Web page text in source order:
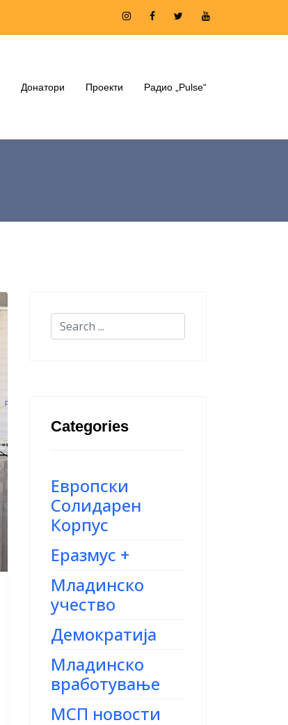
Донатори Проекти Радио „Pulse“
Categories
Европски
Солидарен
Корпус
Еразмус +
Младинско
учество
Демократија
Младинско
вработување
МСП новости